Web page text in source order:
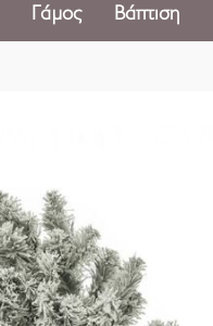
Γάμος Βάπτιση